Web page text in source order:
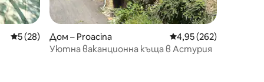
Средна оценка: 5 от 5, 28 отзива
5 (28)
Дом – Proacina Средна оценка: 4,95
4,95 (262)
Уютна ваканционна къща в Астурия